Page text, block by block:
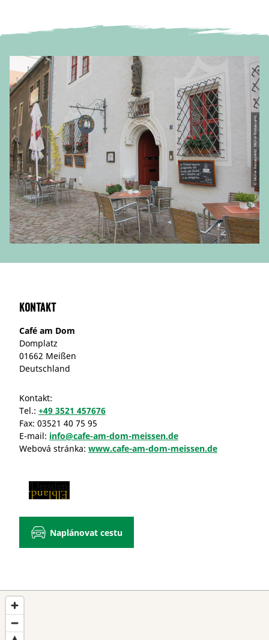
© Müller Restaurants, Müller Restaurants
Kontakt
Café am Dom
Domplatz
01662 Meißen
Deutschland
Kontakt:
Tel.: +49 3521 457676
Fax: 03521 40 75 95
E-mail: info@cafe-am-dom-meissen.de
Webová stránka: www.cafe-am-dom-meissen.de
Naplánovat cestu